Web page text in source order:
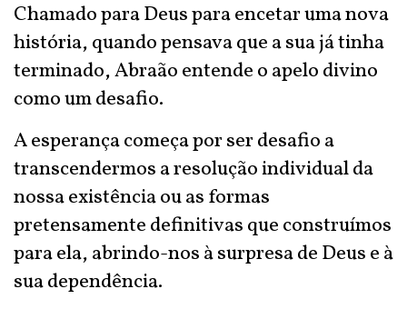
Chamado para Deus para encetar uma nova
história, quando pensava que a sua já tinha
terminado, Abraão entende o apelo divino
como um desafio.
A esperança começa por ser desafio a
transcendermos a resolução individual da
nossa existência ou as formas
pretensamente definitivas que construímos
para ela, abrindo-nos à surpresa de Deus e à
sua dependência.